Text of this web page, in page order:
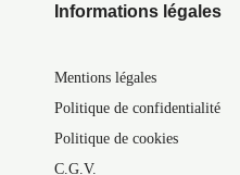
Informations légales
Mentions légales
Politique de confidentialité
Politique de cookies
C.G.V.